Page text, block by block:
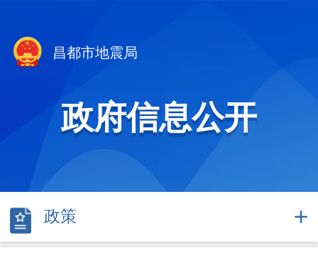
昌都市地震局
政府信息公开
政策